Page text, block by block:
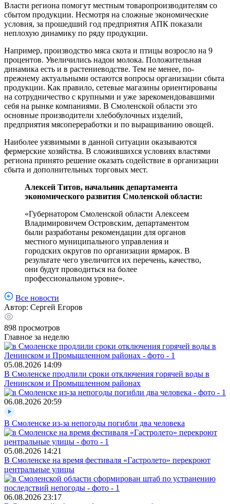
Власти региона помогут местным товаропроизводителям со
сбытом продукции. Несмотря на сложные экономические
условия, за прошедший год предприятия АПК показали
неплохую динамику по ряду продукции.
Например, производство мяса скота и птицы возросло на 9
процентов. Увеличились надои молока. Положительная
динамика есть и в растениеводстве. Тем не менее, по-
прежнему актуальными остаются вопросы организации сбыта
продукции. Как правило, сетевые магазины ориентированы
на сотрудничество с крупными и уже зарекомендовавшими
себя на рынке компаниями. В Смоленской области это
основные производители хлебобулочных изделий,
предприятия мясопереработки и по выращиванию овощей.
Наиболее уязвимыми в данной ситуации оказываются
фермерские хозяйства. В сложившихся условиях властями
региона принято решение оказать содействие в организации
сбыта и дополнительных торговых мест.
Алексей Титов, начальник департамента
экономического развития Смоленской области:
«Губернатором Смоленской области Алексеем
Владимировичем Островским, департаментом
были разработаны рекомендации для органов
местного муниципального управления и
городских округов по организации ярмарок. В
результате чего увеличится их перечень, качество,
они будут проводиться на более
профессиональном уровне».
Все новости
Автор: Сергей Егоров
898 просмотров
Главное за неделю
05.08.2026 14:09
В Смоленске продлили сроки отключения горячей воды в
Ленинском и Промышленном районах
06.08.2026 20:59
В Смоленске из-за непогоды погибли два человека
05.08.2026 14:21
В Смоленске на время фестиваля «Гастролето» перекроют
центральные улицы
06.08.2026 23:17